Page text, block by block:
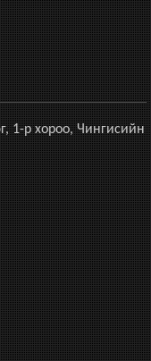
1-р хороо, Чингисийн